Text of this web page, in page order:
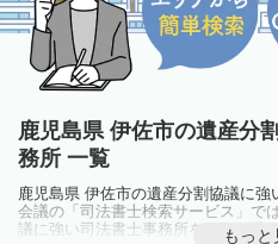
鹿児島県 伊佐市の遺産分
務所 一覧
鹿児島県 伊佐市の遺産分割協議に
会議の「司法書士検索サービス」で
議に強い司法書士事務所を一覧で見
もっと